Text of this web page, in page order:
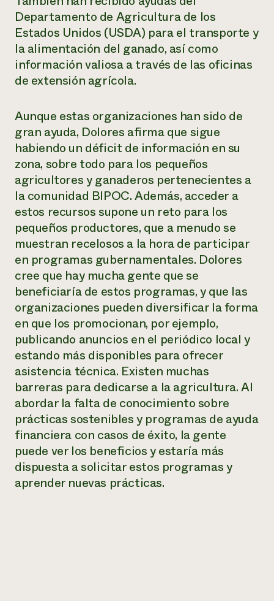
Departamento de Agricultura de los
Estados Unidos (USDA) para el transporte y
la alimentación del ganado, así como
información valiosa a través de las oficinas
de extensión agrícola.
Aunque estas organizaciones han sido de
gran ayuda, Dolores afirma que sigue
habiendo un déficit de información en su
zona, sobre todo para los pequeños
agricultores y ganaderos pertenecientes a
la comunidad BIPOC. Además, acceder a
estos recursos supone un reto para los
pequeños productores, que a menudo se
muestran recelosos a la hora de participar
en programas gubernamentales. Dolores
cree que hay mucha gente que se
beneficiaría de estos programas, y que las
organizaciones pueden diversificar la forma
en que los promocionan, por ejemplo,
publicando anuncios en el periódico local y
estando más disponibles para ofrecer
asistencia técnica. Existen muchas
barreras para dedicarse a la agricultura. Al
abordar la falta de conocimiento sobre
prácticas sostenibles y programas de ayuda
financiera con casos de éxito, la gente
puede ver los beneficios y estaría más
dispuesta a solicitar estos programas y
aprender nuevas prácticas.